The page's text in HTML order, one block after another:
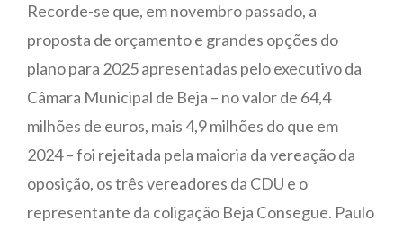
Recorde-se que, em novembro passado, a
proposta de orçamento e grandes opções do
plano para 2025 apresentadas pelo executivo da
Câmara Municipal de Beja – no valor de 64,4
milhões de euros, mais 4,9 milhões do que em
2024 – foi rejeitada pela maioria da vereação da
oposição, os três vereadores da CDU e o
representante da coligação Beja Consegue. Paulo